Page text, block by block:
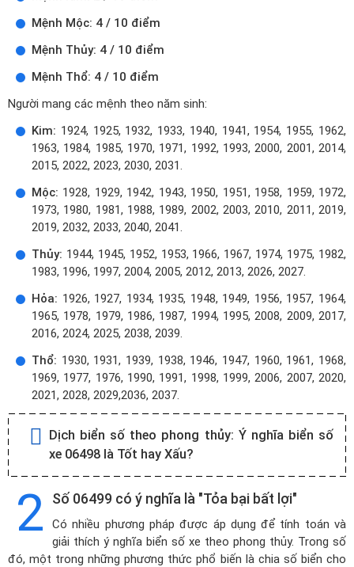
Mệnh Mộc: 4 / 10 điểm
Mệnh Thủy: 4 / 10 điểm
Mệnh Thổ: 4 / 10 điểm
Người mang các mệnh theo năm sinh:
Kim: 1924, 1925, 1932, 1933, 1940, 1941, 1954, 1955, 1962,
1963, 1984, 1985, 1970, 1971, 1992, 1993, 2000, 2001, 2014,
2015, 2022, 2023, 2030, 2031.
Mộc: 1928, 1929, 1942, 1943, 1950, 1951, 1958, 1959, 1972,
1973, 1980, 1981, 1988, 1989, 2002, 2003, 2010, 2011, 2019,
2019, 2032, 2033, 2040, 2041.
Thủy: 1944, 1945, 1952, 1953, 1966, 1967, 1974, 1975, 1982,
1983, 1996, 1997, 2004, 2005, 2012, 2013, 2026, 2027.
Hỏa: 1926, 1927, 1934, 1935, 1948, 1949, 1956, 1957, 1964,
1965, 1978, 1979, 1986, 1987, 1994, 1995, 2008, 2009, 2017,
2016, 2024, 2025, 2038, 2039.
Thổ: 1930, 1931, 1939, 1938, 1946, 1947, 1960, 1961, 1968,
1969, 1977, 1976, 1990, 1991, 1998, 1999, 2006, 2007, 2020,
2021, 2028, 2029,2036, 2037.
Dịch biển số theo phong thủy: Ý nghĩa biển số
xe 06498 là Tốt hay Xấu?
2 Số 06499 có ý nghĩa là "Tỏa bại bất lợi"
Có nhiều phương pháp được áp dụng để tính toán và
giải thích ý nghĩa biển số xe theo phong thủy. Trong số
đó, một trong những phương thức phổ biến là chia số biển cho